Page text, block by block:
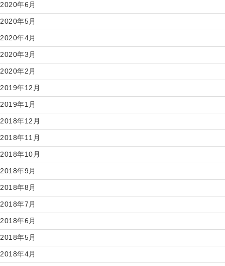
2020年6月
2020年5月
2020年4月
2020年3月
2020年2月
2019年12月
2019年1月
2018年12月
2018年11月
2018年10月
2018年9月
2018年8月
2018年7月
2018年6月
2018年5月
2018年4月